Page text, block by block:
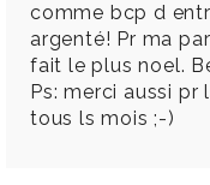
comme bcp d
argenté! Pr ma
fait le plus noel.
Ps: merci aussi
tous ls mois ;-)